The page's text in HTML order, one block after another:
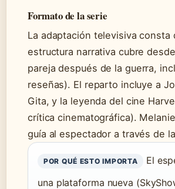
Formato de la serie
La adaptación televisiva
estructura narrativa cubre
pareja después de la guerra,
reseñas). El reparto incluye a
Gita, y la leyenda del cine
crítica cinematográfica).
guía al espectador a través de
POR QUÉ ESTO IMPORTA
El
una plataforma nueva